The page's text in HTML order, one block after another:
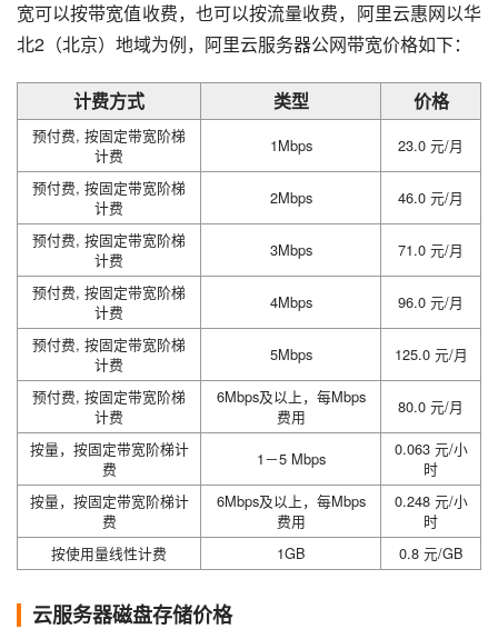
宽可以按带宽值收费，也可以按流量收费，阿里云惠网以华
北2（北京）地域为例，阿里云服务器公网带宽价格如下：
计费方式 类型 价格
预付费, 按固定带宽阶梯
计费
1Mbps
23.0 元/月
预付费, 按固定带宽阶梯
计费
2Mbps
46.0 元/月
预付费, 按固定带宽阶梯
计费
3Mbps
71.0 元/月
预付费, 按固定带宽阶梯
计费
4Mbps
96.0 元/月
预付费, 按固定带宽阶梯
计费
5Mbps
125.0 元/月
预付费, 按固定带宽阶梯
计费
6Mbps及以上，每Mbps
费用
80.0 元/月
按量，按固定带宽阶梯计
费
1－5 Mbps
0.063 元/小
时
按量，按固定带宽阶梯计
费
6Mbps及以上，每Mbps
费用
0.248 元/小
时
按使用量线性计费
1GB 0.8 元/GB
云服务器磁盘存储价格